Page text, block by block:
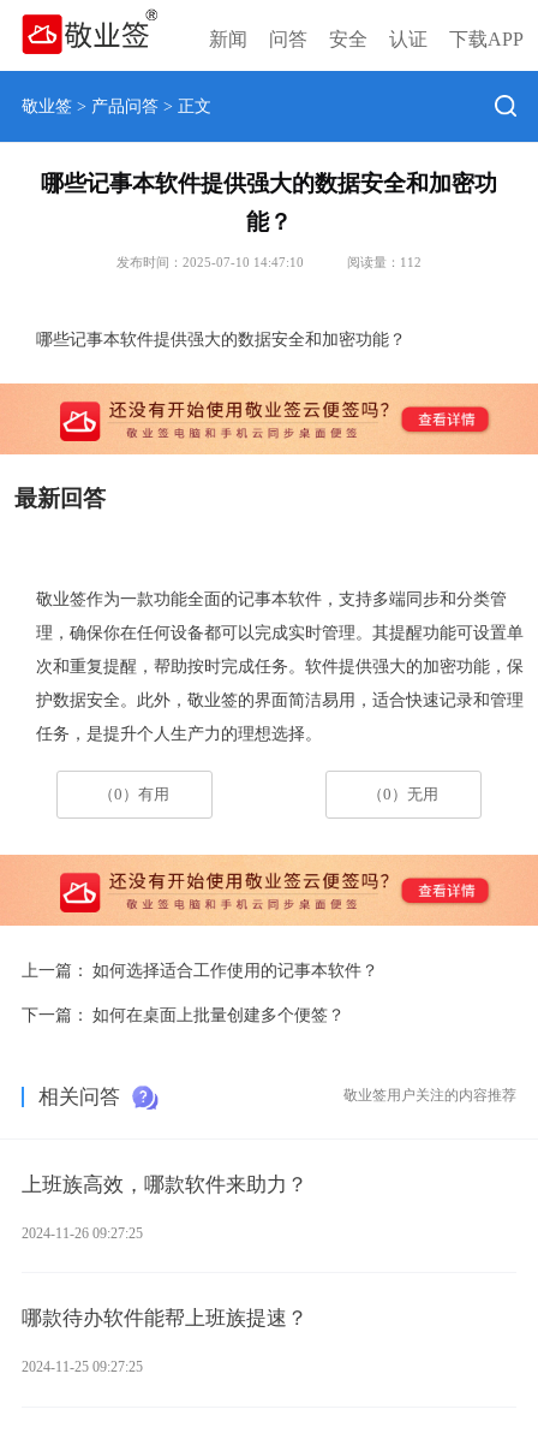
新闻 问答 安全 认证 下载APP
敬业签> 产品问答> 正文
哪些记事本软件提供强大的数据安全和加密功
能？
发布时间：2025-07-10 14:47:10 阅读量： 112
哪些记事本软件提供强大的数据安全和加密功能？
最新回答
敬业签作为一款功能全面的记事本软件，支持多端同步和分类管
理，确保你在任何设备都可以完成实时管理。其提醒功能可设置单
次和重复提醒，帮助按时完成任务。软件提供强大的加密功能，保
护数据安全。此外，敬业签的界面简洁易用，适合快速记录和管理
任务，是提升个人生产力的理想选择。
（0）有用 （0）无用
上一篇： 如何选择适合工作使用的记事本软件？
下一篇： 如何在桌面上批量创建多个便签？
相关问答 敬业签用户关注的内容推荐
上班族高效，哪款软件来助力？
2024-11-26 09:27:25
哪款待办软件能帮上班族提速？
2024-11-25 09:27:25